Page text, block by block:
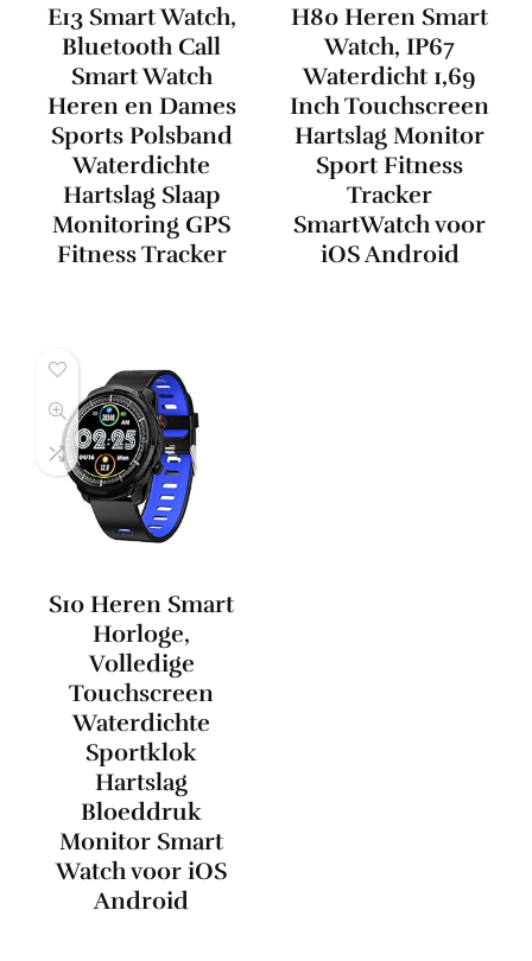
E13 Smart Watch,
Bluetooth Call
Smart Watch
Heren en Dames
Sports Polsband
Waterdichte
Hartslag Slaap
Monitoring GPS
Fitness Tracker
H80 Heren Smart
Watch, IP67
Waterdicht 1,69
Inch Touchscreen
Hartslag Monitor
Sport Fitness
Tracker
SmartWatch voor
iOS Android
S10 Heren Smart
Horloge,
Volledige
Touchscreen
Waterdichte
Sportklok
Hartslag
Bloeddruk
Monitor Smart
Watch voor iOS
Android